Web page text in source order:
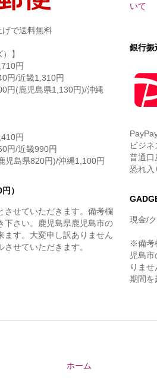
で送料無料
】
円
円/近畿1,310円
円(鹿児島県1,130円)/沖縄
円
円/近畿990円
児島県820円)/沖縄1,100円
）
せていただきます。備考欄
下さい。鹿児島県鹿児島市の
ます。大変申し訳ありません
せていただきます。
いて
銀行振
ビジ
普通口
恐れ入
現金/
※備考
児島
りま
期間を
ホーム